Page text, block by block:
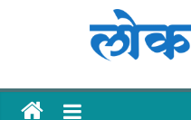
लोकसंवाद